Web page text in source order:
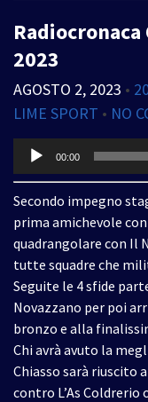
2023
AGOSTO 2, 2023 •
LIME SPORT • NO
Audio
Player
00:00
Secondo impegno
prima amichevole
quadrangolare con Il
tutte squadre che
Seguite le 4 sfide
Novazzano per poi
bronzo e alla
Chi avrà avuto la
Chiasso sarà riuscito
contro L’As Coldrerio